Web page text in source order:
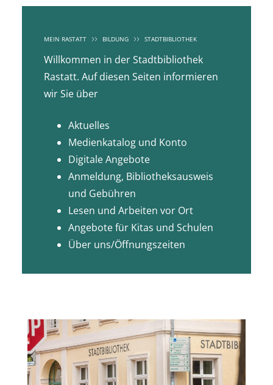
MEIN RASTATT BILDUNG STADTBIBLIOTHEK
Willkommen in der Stadtbibliothek
Rastatt. Auf diesen Seiten informieren
wir Sie über
Aktuelles
Medienkatalog und Konto
Digitale Angebote
Anmeldung, Bibliotheksausweis
und Gebühren
Lesen und Arbeiten vor Ort
Angebote für Kitas und Schulen
Über uns/Öffnungszeiten